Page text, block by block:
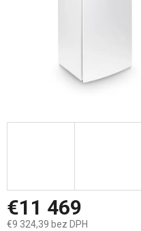
€11 469
€9 324,39 bez DPH